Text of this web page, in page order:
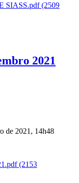
SIASS.pdf(2509
2021
de 2021, 14h48
(2153